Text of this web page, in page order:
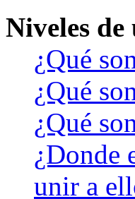
Niveles
¿Qué
¿Qué
¿Qué
¿Donde
unir a